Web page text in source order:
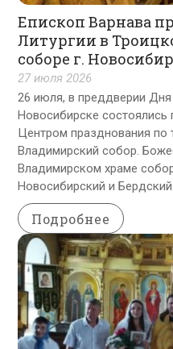
Епископ Варнава
Литургии в
соборе г.
27 июля 2026
26 июля, в преддверии
Новосибирске состоялись
Центром празднования по
Владимирский собор.
Владимирском храме
Новосибирский и
Подробнее